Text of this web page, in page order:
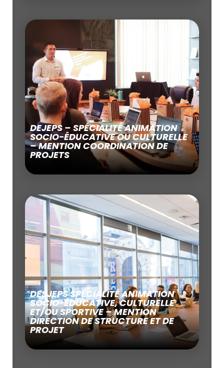
DEJEPS – SPÉCIALITÉ ANIMATION
SOCIO-ÉDUCATIVE OU CULTURELLE
– MENTION COORDINATION DE
PROJETS
DESJEPS SPÉCIALITÉ ANIMATION
SOCIO-ÉDUCATIVE, CULTURELLE
ET/OU SPORTIVE – MENTION
DIRECTION DE STRUCTURE ET DE
PROJET